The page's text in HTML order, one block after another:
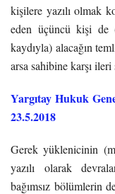
kişilere yazılı olmak
eden üçüncü kişi de
kaydıyla) alacağın
arsa sahibine karşı
Yargıtay Hukuk
23.5.2018
Gerek yüklenicinin
yazılı olarak
bağımsız bölümlerin